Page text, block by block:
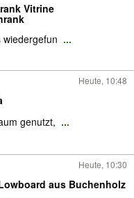
Vitrine
...
Heute, 10:48
genutzt, ...
Heute, 10:30
aus Buchenholz